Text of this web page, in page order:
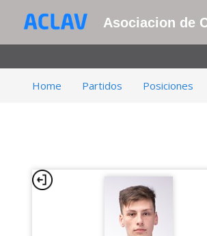
Asociacion de
Home Partidos Posiciones